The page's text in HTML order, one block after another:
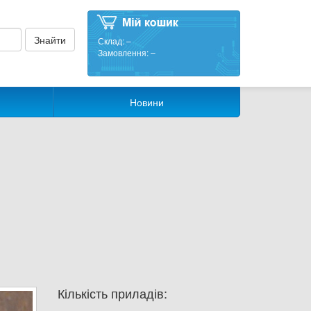
Склад:–
Замовлення:–
Новини
Кількість приладів: